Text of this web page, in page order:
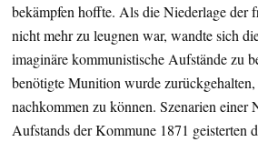
bekämpfen hoffte. Als die Niederlage der
nicht mehr zu leugnen war, wandte sich
imaginäre kommunistische Aufstände zu
benötigte Munition wurde
nachkommen zu können. Szenarien einer
Aufstands der Kommune 1871 geisterten